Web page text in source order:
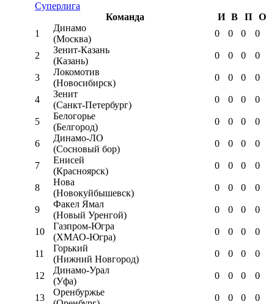
Суперлига
Команда
И В П
О
1
Динамо
(Москва)
0 0 0 0
2
Зенит-Казань
(Казань)
0 0 0 0
3
Локомотив
(Новосибирск)
0 0 0 0
4
Зенит
(Санкт-Петербург)
0 0 0 0
5
Белогорье
(Белгород)
0 0 0 0
6
Динамо-ЛО
(Сосновый бор)
0 0 0 0
7
Енисей
(Красноярск)
0 0 0 0
8
Нова
(Новокуйбышевск)
0 0 0 0
9
Факел Ямал
(Новый Уренгой)
0 0 0 0
10
Газпром-Югра
(ХМАО-Югра)
0 0 0 0
11
Горький
(Нижний Новгород)
0 0 0 0
12
Динамо-Урал
(Уфа)
0 0 0 0
13
Оренбуржье
0 0 0 0